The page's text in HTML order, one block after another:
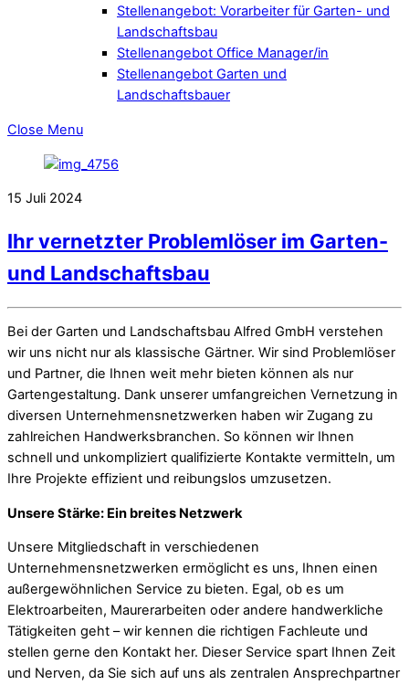
Stellenangebot: Vorarbeiter für Garten- und
Landschaftsbau
Stellenangebot Office Manager/in
Stellenangebot Garten und
Landschaftsbauer
Close Menu
15 Juli 2024
Ihr vernetzter Problemlöser im Garten-
und Landschaftsbau
Bei der Garten und Landschaftsbau Alfred GmbH verstehen
wir uns nicht nur als klassische Gärtner. Wir sind Problemlöser
und Partner, die Ihnen weit mehr bieten können als nur
Gartengestaltung. Dank unserer umfangreichen Vernetzung in
diversen Unternehmensnetzwerken haben wir Zugang zu
zahlreichen Handwerksbranchen. So können wir Ihnen
schnell und unkompliziert qualifizierte Kontakte vermitteln, um
Ihre Projekte effizient und reibungslos umzusetzen.
Unsere Stärke: Ein breites Netzwerk
Unsere Mitgliedschaft in verschiedenen
Unternehmensnetzwerken ermöglicht es uns, Ihnen einen
außergewöhnlichen Service zu bieten. Egal, ob es um
Elektroarbeiten, Maurerarbeiten oder andere handwerkliche
Tätigkeiten geht – wir kennen die richtigen Fachleute und
stellen gerne den Kontakt her. Dieser Service spart Ihnen Zeit
und Nerven, da Sie sich auf uns als zentralen Ansprechpartner